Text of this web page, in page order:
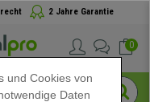
2 Jahre Garantie
0
und Cookies von
Daten